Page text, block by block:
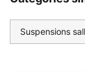
Suspensions